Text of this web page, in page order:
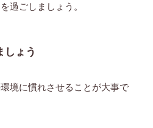
過ごしましょう。
しょう
境に慣れさせることが大事で